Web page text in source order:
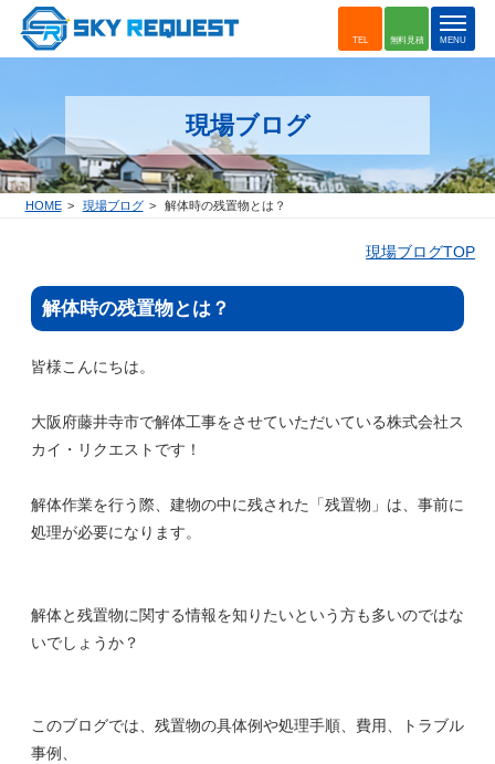
無料見積
TEL
t
o
n
a
g
a
i
MENU
現場ブログ
HOME 現場ブログ 解体時の残置物とは？
現場ブログTOP
解体時の残置物とは？
皆様こんにちは。
大阪府藤井寺市で解体工事をさせていただいている株式会社ス
カイ・リクエストです！
解体作業を行う際、建物の中に残された「残置物」は、事前に
処理が必要になります。
解体と残置物に関する情報を知りたいという方も多いのではな
いでしょうか？
このブログでは、残置物の具体例や処理手順、費用、トラブル
事例、